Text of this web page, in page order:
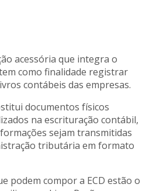
acessória que integra o
como finalidade registrar
contábeis das empresas.
documentos físicos
na escrituração contábil,
sejam transmitidas
tributária em formato
podem compor a ECD estão o